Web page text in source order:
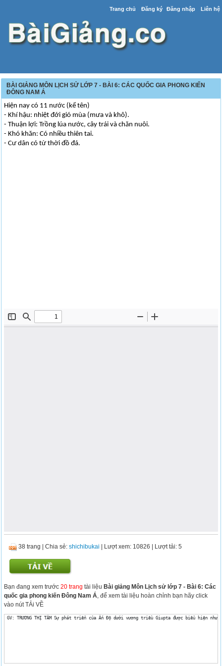
Trang chủ Đăng ký Đăng nhập Liên hệ
BÀI GIẢNG MÔN LỊCH SỬ LỚP 7 - BÀI 6: CÁC QUỐC GIA PHONG KIẾN
ĐÔNG NAM Á
Hiện nay có 11 nước (kể tên)
- Khí hậu: nhiệt đới gió mùa (mưa và khô).
- Thuận lợi: Trồng lúa nước, cây trái và chăn nuôi.
- Khó khăn: Có nhiều thiên tai.
- Cư dân có từ thời đồ đá.
38 trang |Chia sẻ:shichibukai | Lượt xem: 10826 | Lượt tải: 5
Bạn đang xem trước20 trang tài liệuBài giảng Môn Lịch sử lớp 7 - Bài 6: Các
quốc gia phong kiến Đông Nam Á , để xem tài liệu hoàn chỉnh bạn hãy click
vào nút TẢi VỀ
GV: TRƯƠNG THỊ TÂM Sự phát triển của Ấn Độ dưới vương triều Giupta được biểu hiện